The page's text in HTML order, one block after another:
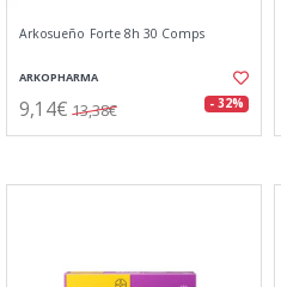
Arkosueño Forte 8h 30 Comps
ARKOPHARMA
9,14€ 13,38€ - 32%